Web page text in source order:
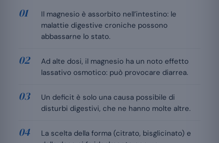
Il magnesio è assorbito nell’intestino: le
malattie digestive croniche possono
abbassarne lo stato.
Ad alte dosi, il magnesio ha un noto effetto
lassativo osmotico: può provocare diarrea.
Un deficit è solo una causa possibile di
disturbi digestivi, che ne hanno molte altre.
La scelta della forma (citrato, bisglicinato) e